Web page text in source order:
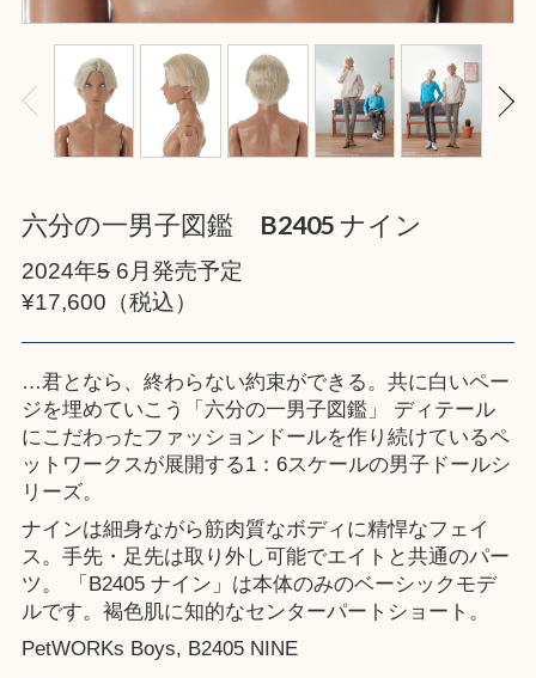
六分の一男子図鑑 B2405 ナイン
2024年56月発売予定
¥17,600（税込）
…君となら、終わらない約束ができる。共に白いペー
ジを埋めていこう「六分の一男子図鑑」 ディテール
にこだわったファッションドールを作り続けているペ
ットワークスが展開する1：6スケールの男子ドールシ
リーズ。
ナインは細身ながら筋肉質なボディに精悍なフェイ
ス。手先・足先は取り外し可能でエイトと共通のパー
ツ。 「B2405 ナイン」は本体のみのベーシックモデ
ルです。褐色肌に知的なセンターパートショート。
PetWORKs Boys, B2405 NINE